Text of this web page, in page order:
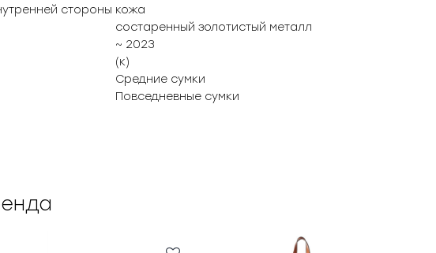
стороны кожа
состаренный золотистый металл
~ 2023
(к)
Средние сумки
Повседневные сумки